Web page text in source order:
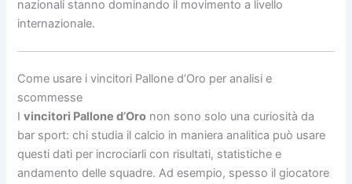
nazionali stanno dominando il movimento a livello
internazionale.
Come usare i vincitori Pallone d’Oro per analisi e
scommesse
Ivincitori Pallone d’Oro non sono solo una curiosità da
bar sport: chi studia il calcio in maniera analitica può usare
questi dati per incrociarli con risultati, statistiche e
andamento delle squadre. Ad esempio, spesso il giocatore